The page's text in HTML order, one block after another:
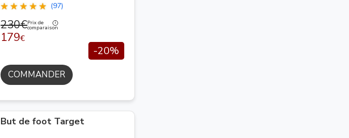
(97)
230€Prix de
comparaison
179€
-20%
COMMANDER
But de foot Target